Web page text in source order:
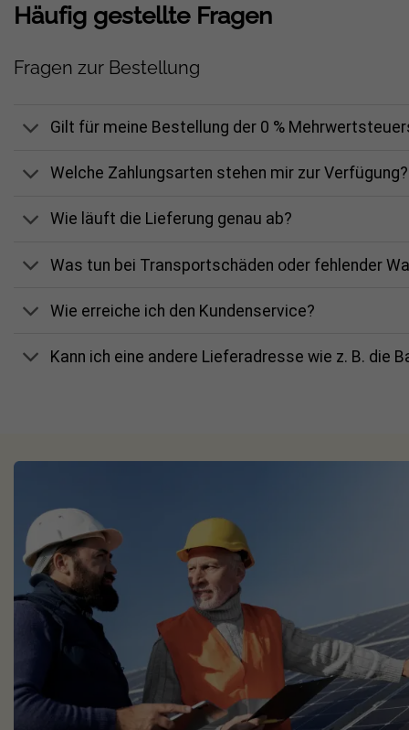
Häufig gestellte Fragen
Fragen zur Bestellung
Gilt für meine Bestellung der 0 %
Welche Zahlungsarten stehen mir zur Verfügung?
Wie läuft die Lieferung genau ab?
Was tun bei Transportschäden oder fehlender
Wie erreiche ich den Kundenservice?
Kann ich eine andere Lieferadresse wie z. B. die